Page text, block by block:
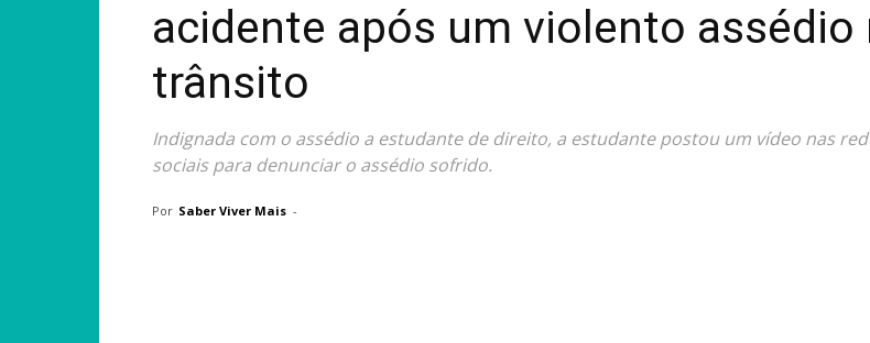
acidente após um violento assédio
trânsito
Indignada com o assédio a estudante de direito, a estudante postou um vídeo nas
sociais para denunciar o assédio sofrido.
Por Saber Viver Mais -